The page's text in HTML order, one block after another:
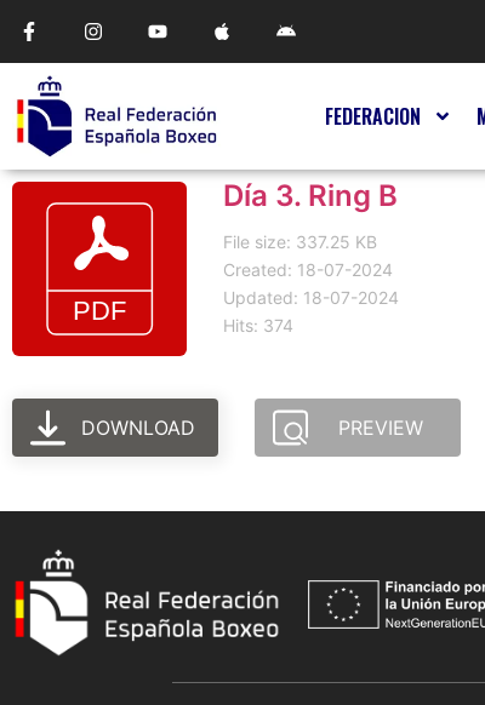
FEDERACION
Día 3. Ring B
File size: 337.25 KB
Created: 18-07-2024
Updated: 18-07-2024
Hits: 374
DOWNLOAD PREVIEW